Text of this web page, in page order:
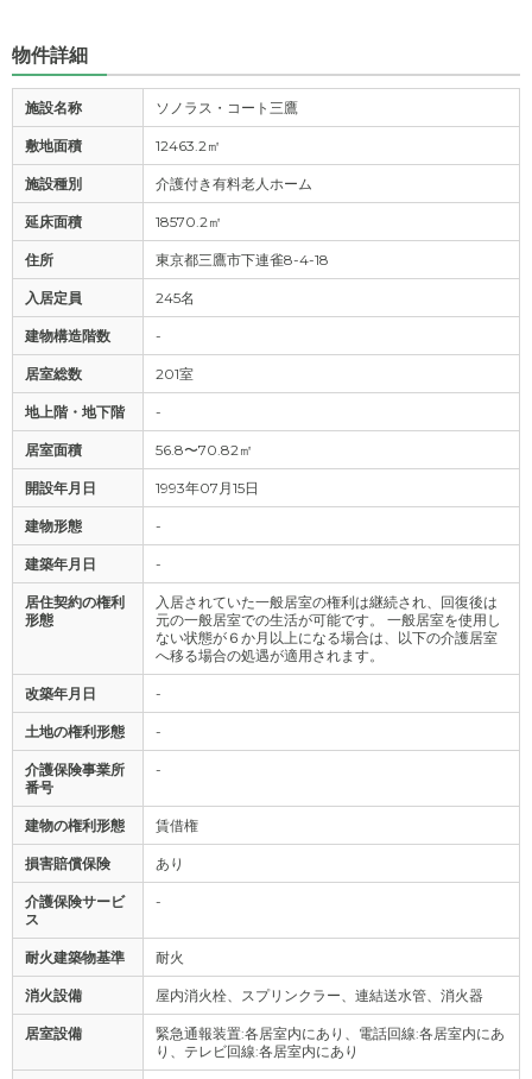
物件詳細
施設名称 ソノラス・コート三鷹
敷地面積 12463.2㎡
施設種別 介護付き有料老人ホーム
延床面積 18570.2㎡
住所 東京都三鷹市下連雀8-4-18
入居定員 245名
建物構造階数 -
居室総数 201室
地上階・地下階 -
居室面積 56.8〜70.82㎡
開設年月日 1993年07月15日
建物形態 -
建築年月日 -
居住契約の権利
形態
入居されていた一般居室の権利は継続され、回復後は
元の一般居室での生活が可能です。 一般居室を使用し
ない状態が６か月以上になる場合は、以下の介護居室
へ移る場合の処遇が適用されます。
改築年月日 -
土地の権利形態 -
介護保険事業所
番号
-
建物の権利形態 賃借権
損害賠償保険 あり
介護保険サービ
ス
-
耐火建築物基準 耐火
消火設備 屋内消火栓、スプリンクラー、連結送水管、消火器
居室設備
緊急通報装置:各居室内にあり、電話回線:各居室内にあ
り、テレビ回線:各居室内にあり